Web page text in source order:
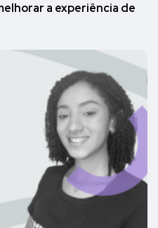
a experiência de